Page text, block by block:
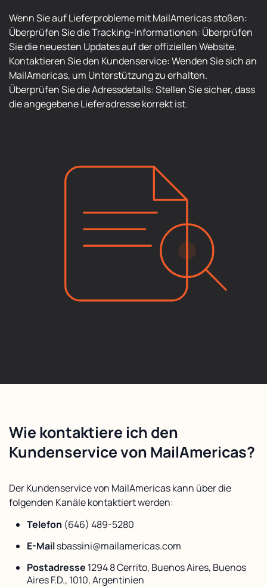
Wenn Sie auf Lieferprobleme mit MailAmericas stoßen:
Überprüfen Sie die Tracking-Informationen: Überprüfen
Sie die neuesten Updates auf der offiziellen Website.
Kontaktieren Sie den Kundenservice: Wenden Sie sich an
MailAmericas, um Unterstützung zu erhalten.
Überprüfen Sie die Adressdetails: Stellen Sie sicher, dass
die angegebene Lieferadresse korrekt ist.
Wie kontaktiere ich den
Kundenservice von MailAmericas?
Der Kundenservice von MailAmericas kann über die
folgenden Kanäle kontaktiert werden:
Telefon (646) 489-5280
E-Mailsbassini@mailamericas.com
Postadresse 1294 8 Cerrito, Buenos Aires, Buenos
Aires F.D., 1010, Argentinien